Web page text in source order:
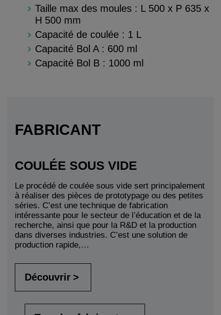
Taille max des moules : L 500 x P 635 x
H 500 mm
Capacité de coulée : 1 L
Capacité Bol A : 600 ml
Capacité Bol B : 1000 ml
FABRICANT
COULÉE SOUS VIDE
Le procédé de coulée sous vide sert principalement
à réaliser des pièces de prototypage ou des petites
séries. C’est une technique de fabrication
intéressante pour le secteur de l’éducation et de la
recherche, ainsi que pour la R&D et la production
dans diverses industries. C’est une solution de
production rapide,…
Découvrir